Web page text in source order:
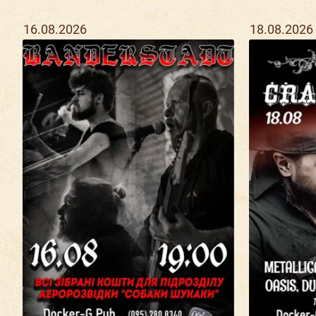
16.08.2026 18.08.2026